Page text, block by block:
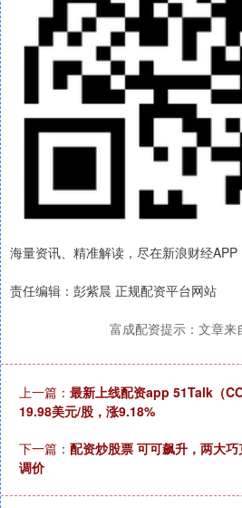
海量资讯、精准解读，尽在新浪财经APP
责任编辑：彭紫晨 正规配资平台网站
富成配资提示：文章来
上一篇： 最新上线配资app 51Talk（
19.98美元/股，涨9.18%
下一篇： 配资炒股票 可可飙升，两大
调价